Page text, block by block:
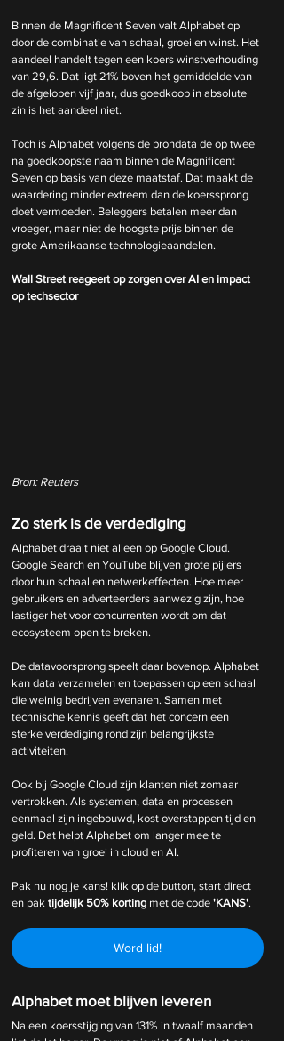
Binnen de Magnificent Seven valt Alphabet op
door de combinatie van schaal, groei en winst. Het
aandeel handelt tegen een koers winstverhouding
van 29,6. Dat ligt 21% boven het gemiddelde van
de afgelopen vijf jaar, dus goedkoop in absolute
zin is het aandeel niet.
Toch is Alphabet volgens de brondata de op twee
na goedkoopste naam binnen de Magnificent
Seven op basis van deze maatstaf. Dat maakt de
waardering minder extreem dan de koerssprong
doet vermoeden. Beleggers betalen meer dan
vroeger, maar niet de hoogste prijs binnen de
grote Amerikaanse technologieaandelen.
Wall Street reageert op zorgen over AI en impact
op techsector
Bron: Reuters
Zo sterk is de verdediging
Alphabet draait niet alleen op Google Cloud.
Google Search en YouTube blijven grote pijlers
door hun schaal en netwerkeffecten. Hoe meer
gebruikers en adverteerders aanwezig zijn, hoe
lastiger het voor concurrenten wordt om dat
ecosysteem open te breken.
De datavoorsprong speelt daar bovenop. Alphabet
kan data verzamelen en toepassen op een schaal
die weinig bedrijven evenaren. Samen met
technische kennis geeft dat het concern een
sterke verdediging rond zijn belangrijkste
activiteiten.
Ook bij Google Cloud zijn klanten niet zomaar
vertrokken. Als systemen, data en processen
eenmaal zijn ingebouwd, kost overstappen tijd en
geld. Dat helpt Alphabet om langer mee te
profiteren van groei in cloud en AI.
Pak nu nog je kans! klik op de button, start direct
en pak tijdelijk 50% korting met de code 'KANS'.
Word lid!
Alphabet moet blijven leveren
Na een koersstijging van 131% in twaalf maanden